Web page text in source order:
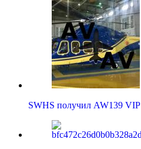
SWHS получил AW139 VIP